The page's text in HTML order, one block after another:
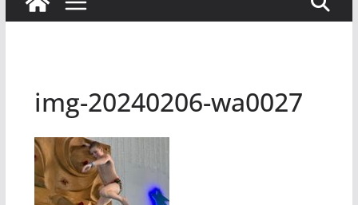
img-20240206-wa0027